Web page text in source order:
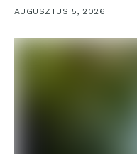
AUGUSZTUS 5, 2026